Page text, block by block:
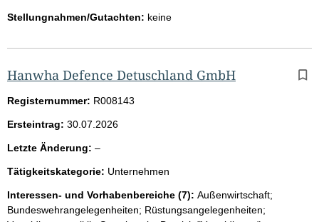
Stellungnahmen/Gutachten: keine
Hanwha Defence Detuschland GmbH
Registernummer: R008143
Ersteintrag: 30.07.2026
Letzte Änderung: –l
e
r
Tätigkeitskategorie: Unternehmen
Interessen- und Vorhabenbereiche (7): Außenwirtschaft;
Bundeswehrangelegenheiten; Rüstungsangelegenheiten;